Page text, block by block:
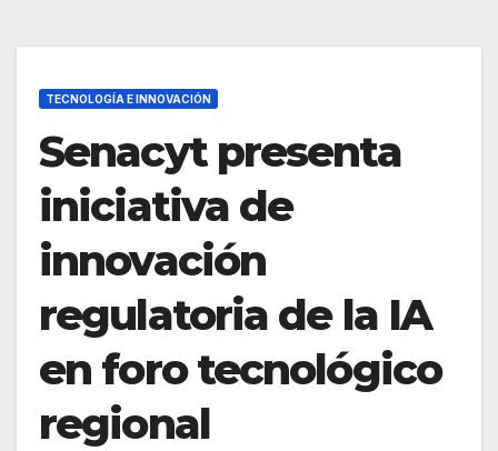
TECNOLOGÍA E INNOVACIÓN
Senacyt presenta
iniciativa de
innovación
regulatoria de la IA
en foro tecnológico
regional